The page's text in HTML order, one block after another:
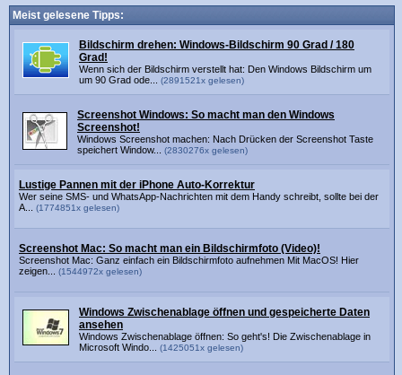
Meist gelesene Tipps:
Bildschirm drehen: Windows-Bildschirm 90 Grad / 180
Grad!
Wenn sich der Bildschirm verstellt hat: Den Windows Bildschirm um
um 90 Grad ode... (2891521x gelesen)
Screenshot Windows: So macht man den Windows
Screenshot!
Windows Screenshot machen: Nach Drücken der Screenshot Taste
speichert Window... (2830276x gelesen)
Lustige Pannen mit der iPhone Auto-Korrektur
Wer seine SMS- und WhatsApp-Nachrichten mit dem Handy schreibt, sollte bei der
A... (1774851x gelesen)
Screenshot Mac: So macht man ein Bildschirmfoto (Video)!
Screenshot Mac: Ganz einfach ein Bildschirmfoto aufnehmen Mit MacOS! Hier
zeigen... (1544972x gelesen)
Windows Zwischenablage öffnen und gespeicherte Daten
ansehen
Windows Zwischenablage öffnen: So geht's! Die Zwischenablage in
Microsoft Windo... (1425051x gelesen)